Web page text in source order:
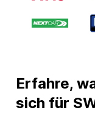
Erfahre,
sich für